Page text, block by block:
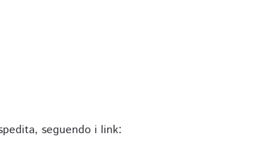
seguendo i link: